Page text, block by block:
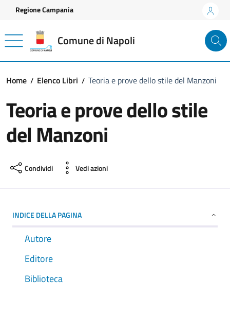
Vai ai contenuti
Vai al footer
Regione Campania
Comune di Napoli
Home Elenco Libri Teoria e prove dello stile del Manzoni
Teoria e prove dello stile
del Manzoni
Condividi Vedi azioni
INDICE DELLA PAGINA
Autore
Editore
Biblioteca